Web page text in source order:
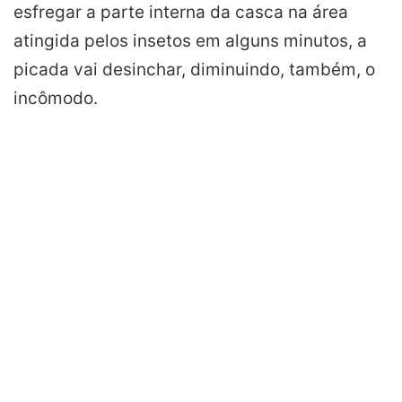
esfregar a parte interna da casca na área
atingida pelos insetos em alguns minutos, a
picada vai desinchar, diminuindo, também, o
incômodo.